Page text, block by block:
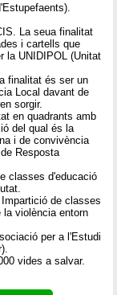
La seua finalitat
i cartells que
la UNIDIPOL (Unitat
finalitat és ser un
Local davant de
sorgir.
en quadrants amb
del qual és la
i de convivència
Resposta
classes d'educació
de classes
la violència entorn
per a l'Estudi
vides a salvar.